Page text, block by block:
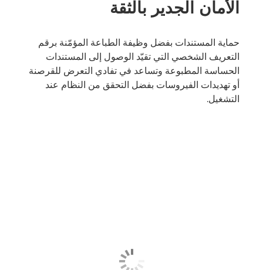
الأمان الجدير بالثقة
حماية المستندات بفضل وظيفة الطباعة المؤمّنة برقم
التعريف الشخصي التي تقيّد الوصول إلى المستندات
الحساسة المطبوعة وتساعد في تفادي التعرض للقرصنة
أو تهديدات الفيروسات بفضل التحقق من النظام عند
التشغيل.